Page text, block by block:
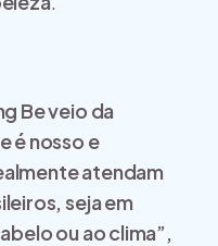
Be veio da
é nosso e
atendam
seja em
ou ao clima”,